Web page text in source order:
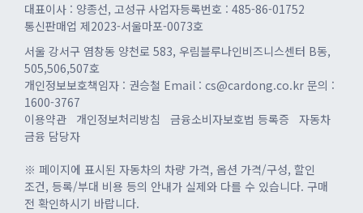
대표이사 : 양종선, 고성규 사업자등록번호 : 485-86-01752
통신판매업 제2023-서울마포-0073호
서울 강서구 염창동 양천로 583, 우림블루나인비즈니스센터 B동,
505,506,507호
개인정보보호책임자 : 권승철 Email : cs@cardong.co.kr 문의 :
1600-3767
이용약관
개인정보처리방침 금융소비자보호법 등록증
자동차
금융 담당자
※ 페이지에 표시된 자동차의 차량 가격, 옵션 가격/구성, 할인
조건, 등록/부대 비용 등의 안내가 실제와 다를 수 있습니다. 구매
전 확인하시기 바랍니다.